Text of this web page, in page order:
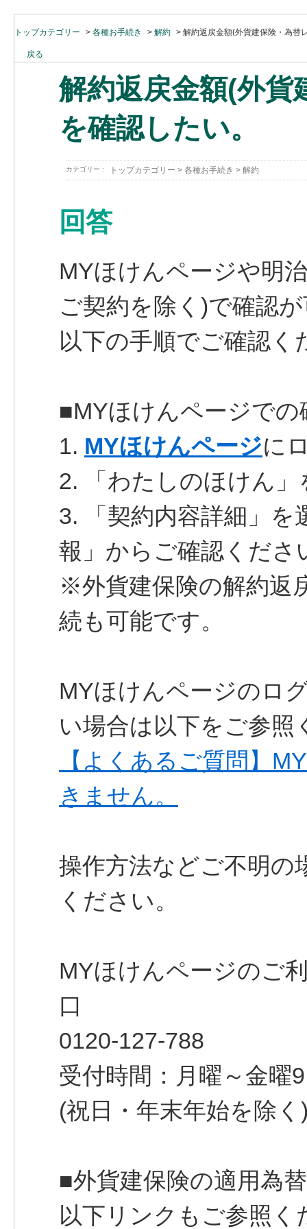
トップカテゴリー > 各種お手続き > 解約 > 解約返戻金額(外貨建保険・為替
戻る
解約返戻金額(外貨
を確認したい。
カテゴリー : トップカテゴリー > 各種お手続き > 解約
回答
MYほけんページや明
ご契約を除く)で確認
以下の手順でご確認く
■MYほけんページでの
1. MYほけんページに
2. 「わたしのほけん
3. 「契約内容詳細」を
報」からご確認くださ
※外貨建保険の解約返
続も可能です。
MYほけんページのロ
い場合は以下をご参照
【よくあるご質問】
きません。
操作方法などご不明の
ください。
MYほけんページのご
口
0120-127-788
受付時間：月曜～金曜
(祝日・年末年始を除く
■外貨建保険の適用為
以下リンクもご参照く